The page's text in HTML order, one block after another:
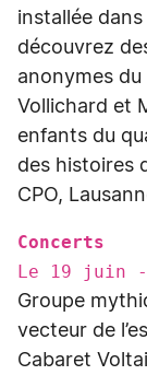
installée dans
découvrez
anonymes
Vollichard et
enfants du
des histoires
CPO,
Concerts
Le 19 juin
Groupe
vecteur de
Cabaret